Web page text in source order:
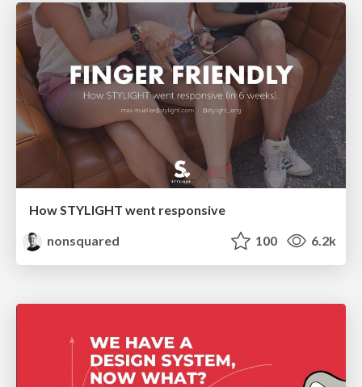
How STYLIGHT went responsive
nonsquared
100 6.2k